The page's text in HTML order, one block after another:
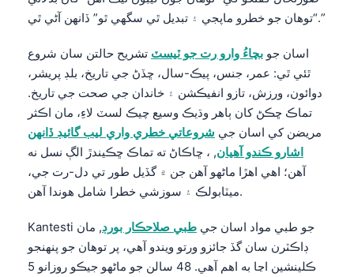
“توهان جو خطرو ماپجي ۽ تبديل ٿي سگهي ٿو” ڏانهن آڻي ٿي.”
اسان جو بچاءُ وارو رت جو ٽيسٽ تشريح حالتن سان شروع
ٿئي ٿي: عمر، جنس، پيڪ-سال، ڇڏڻ جي تاريخ، بلڊ پريشر،
دوائون، ورزش، تازو انفيڪشن ۽ خاندان جي صحت جي تاريخ.
تماڪ ڇڪڻ کان ٻاهر وڌيڪ وسيع چيڪ لسٽ لاءِ، مان اڪثر
مريضن کي اسان جي شروعاتي خطري واري ليب گائيڊ ڏانهن
اشارو ڪندو آهيان, ، ڇاڪاڻ ته تماڪ ڇڪيندڙ الڳ نسل نه
آهن؛ اهي اهڙا ماڻهو آهن جن ۾ گڏيل طور تي دل-رت جي،
ميٽابولڪ ۽ سوزشي خطرا شامل هوندا آهن.
Kantesti جو طبي مواد اسان جي طبي صلاحڪار بورڊ, مان
ڊاڪٽرن سان گڏ جائزو ورتو ويندو آهي، پر توهان جو پنهنجو
ڪلينشين اڃا به اهم آهي. 48 سالن جو ماڻهو جيڪو روزانو 5